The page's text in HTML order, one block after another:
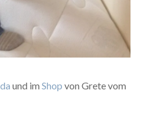
und imShop von Grete vom